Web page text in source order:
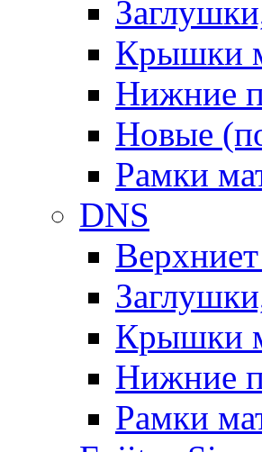
Крышки
Нижние
Новые
Рамки
DNS
Крышки
Нижние
Рамки